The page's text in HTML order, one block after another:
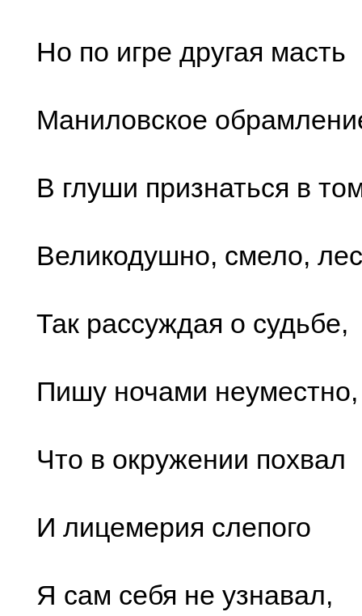
Но по игре другая масть
Маниловское
В глуши признаться в
Великодушно, смело,
Так рассуждая о судьбе,
Пишу ночами неуместно,
Что в окружении похвал
И лицемерия слепого
Я сам себя не узнавал,